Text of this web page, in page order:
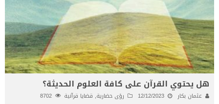
هل يحتوي القرآن على كافة العلوم الحديثة؟
عثمان بكار 12/12/2023 رؤى حضارية, قضايا قرآنية